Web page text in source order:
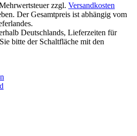
zzgl. Versandkosten
Der Gesamtpreis ist abhängig vom
Deutschlands, Lieferzeiten für
bitte der Schaltfläche mit den